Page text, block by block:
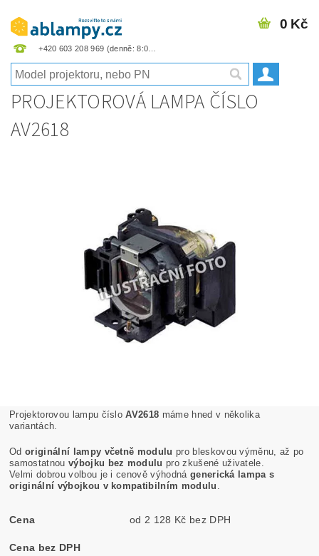
+420 603 208 969
0 Kč
PROJEKTOROVÁ LAMPA ČÍSLO
AV2618
Projektorovou lampu čísloAV2618 máme hned v několika
variantách.
Odoriginální lampy včetně modulu pro bleskovou výměnu, až po
samostatnou výbojku bez modulu pro zkušené uživatele.
Velmi dobrou volbou je i cenově výhodná generická lampa s
originální výbojkou v kompatibilním modulu
Cena od 2 128 Kč bez DPH
Cena bez DPH